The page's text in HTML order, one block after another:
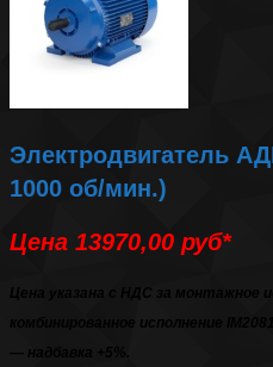
Электродвигатель
1000 об/мин.)
Цена 13970,00 руб*
Цена указана с НДС за монтажное
комбинированное исполнение
— надбавка +5%.